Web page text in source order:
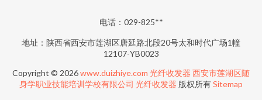
电话：029-825**
地址：陕西省西安市莲湖区唐延路北段20号太和时代广场1幢
12107-YB0023
Copyright © 2026www.duizhiye.com 光纤收发器 西安市莲湖区随
身学职业技能培训学校有限公司 光纤收发器 版权所有Sitemap